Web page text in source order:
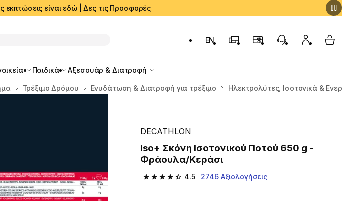
εκπτώσεις είναι εδώ | Δες τις Προσφορές
Αλλαγή γλώσσας: English (English)
EN
Καταστήματα Decathlon
ΠρόγραμμαΕξυπηρέτηση
Ο My
Παιδικά Αξεσουάρ & Διατροφή
Τρέξιμο Δρόμου Ενυδάτωση & Διατροφή για τρέξιμο Ηλεκτρολύτες, Ισοτονικά &
DECATHLON
Iso+ Σκόνη Ισοτονικού Ποτού 650 g -
Φράουλα/Κεράσι
4.5
4.5 out of 5 stars from 2746 reviews
2746 Αξιολογήσεις